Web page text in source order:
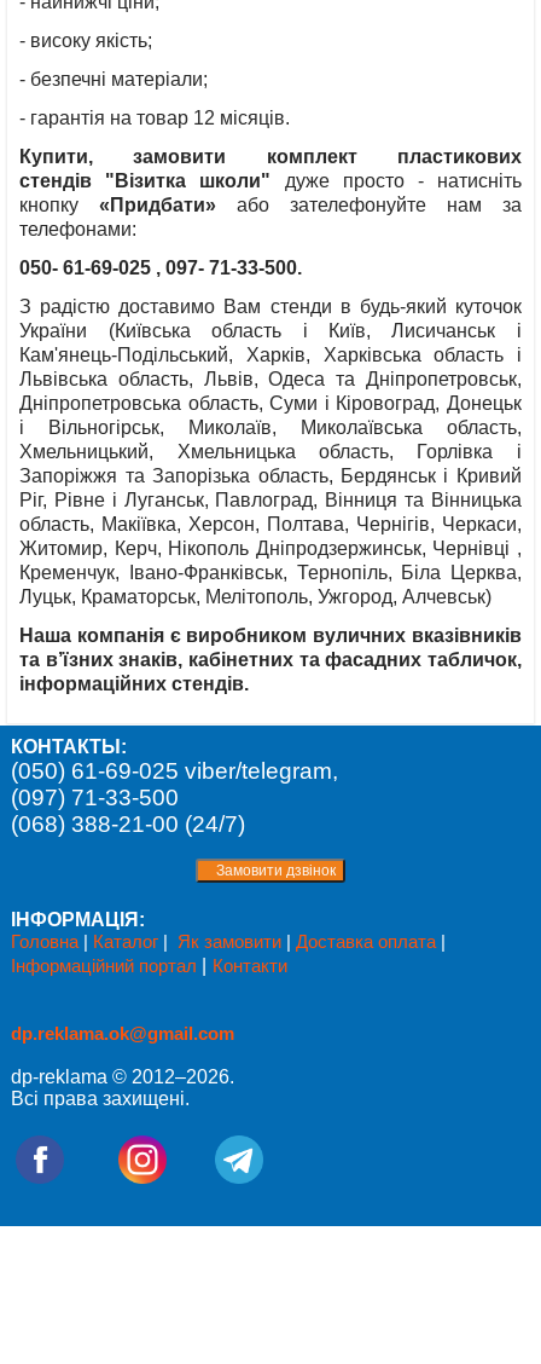
- високу якість;
- безпечні матеріали;
- гарантія на товар 12 місяців.
Купити, замовити комплект пластикових
стендів "Візитка школи" дуже просто - натисніть
кнопку« Придбати» або зателефонуйте нам за
телефонами:
050- 61-69-025 , 097- 71-33-500.
З радістю доставимо Вам стенди в будь-який куточок
України (Київська область і Київ, Лисичанськ і
Кам'янець-Подільський, Харків, Харківська область і
Львівська область, Львів, Одеса та Дніпропетровськ,
Дніпропетровська область, Суми і Кіровоград, Донецьк
і Вільногірськ, Миколаїв, Миколаївська область,
Хмельницький, Хмельницька область, Горлівка і
Запоріжжя та Запорізька область, Бердянськ і Кривий
Ріг, Рівне і Луганськ, Павлоград, Вінниця та Вінницька
область, Макіївка, Херсон, Полтава, Чернігів, Черкаси,
Житомир, Керч, Нікополь Дніпродзержинськ, Чернівці ,
Кременчук, Івано-Франківськ, Тернопіль, Біла Церква,
Луцьк, Краматорськ, Мелітополь, Ужгород, Алчевськ)
Наша компанія є виробником вуличних вказівників
та в’їзних знаків, кабінетних та фасадних табличок,
інформаційних стендів.
КОНТАКТЫ:
(050) 61-69-025 viber/telegram,
(097) 71-33-500
(068) 388-21-00 (24/7)
ІНФОРМАЦІЯ:
Головна| Каталог| Як замовити| Доставка оплата|
Інформаційний портал
Контакти
dp.reklama.ok@gmail.com
dp-reklama © 2012–2026.
Всі права захищені.